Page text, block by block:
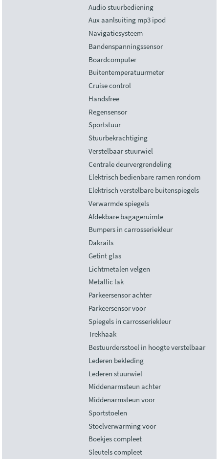
Audio stuurbediening
Aux aanlsuiting mp3 ipod
Navigatiesysteem
Bandenspanningssensor
Boardcomputer
Buitentemperatuurmeter
Cruise control
Handsfree
Regensensor
Sportstuur
Stuurbekrachtiging
Verstelbaar stuurwiel
Centrale deurvergrendeling
Elektrisch bedienbare ramen rondom
Elektrisch verstelbare buitenspiegels
Verwarmde spiegels
Afdekbare bagageruimte
Bumpers in carrosseriekleur
Dakrails
Getint glas
Lichtmetalen velgen
Metallic lak
Parkeersensor achter
Parkeersensor voor
Spiegels in carrosseriekleur
Trekhaak
Bestuurdersstoel in hoogte verstelbaar
Lederen bekleding
Lederen stuurwiel
Middenarmsteun achter
Middenarmsteun voor
Sportstoelen
Stoelverwarming voor
Boekjes compleet
Sleutels compleet